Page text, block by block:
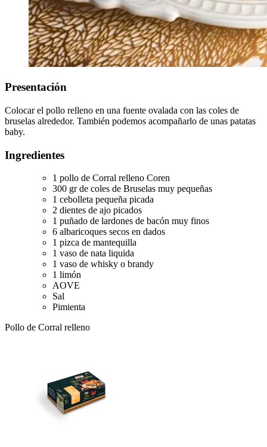
Presentación
Colocar el pollo relleno en una fuente ovalada con las coles de
bruselas alrededor. También podemos acompañarlo de unas patatas
baby.
Ingredientes
1 pollo de Corral relleno Coren
300 gr de coles de Bruselas muy pequeñas
1 cebolleta pequeña picada
2 dientes de ajo picados
1 puñado de lardones de bacón muy finos
6 albaricoques secos en dados
1 pizca de mantequilla
1 vaso de nata liquida
1 vaso de whisky o brandy
1 limón
AOVE
Sal
Pimienta
Pollo de Corral relleno